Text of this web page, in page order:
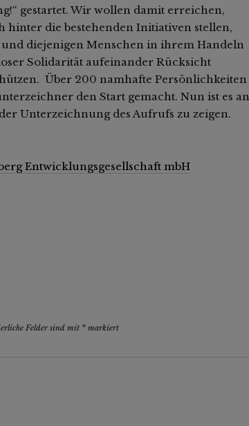
gestartet. Wir wollen damit erreichen,
hinter die bestehenden Initiativen stellen,
diejenigen Menschen in ihrem Handeln
Solidarität aufeinander Rücksicht
Über 200 namhafte Persönlichkeiten
den Start gemacht. Nun ist es an
Unterzeichnung des Aufrufs zu zeigen.
Entwicklungsgesellschaft mbH
Felder sind mit * markiert